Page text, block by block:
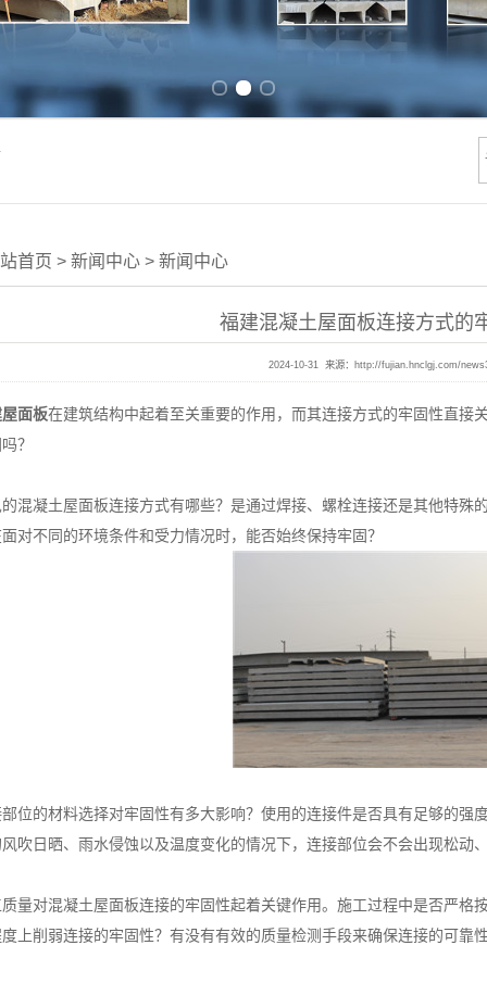
首页 > 新闻中心 > 新闻中心
福建混凝土屋面板连接方式的
2024-10-31 来源： http://fujian.hnclgj.com/
面板在建筑结构中起着至关重要的作用，而其连接方式的牢固性直接
？
凝土屋面板连接方式有哪些？是通过焊接、螺栓连接还是其他特殊
对不同的环境条件和受力情况时，能否始终保持牢固？
的材料选择对牢固性有多大影响？使用的连接件是否具有足够的强
吹日晒、雨水侵蚀以及温度变化的情况下，连接部位会不会出现松动
对混凝土屋面板连接的牢固性起着关键作用。施工过程中是否严格
上削弱连接的牢固性？有没有有效的质量检测手段来确保连接的可靠